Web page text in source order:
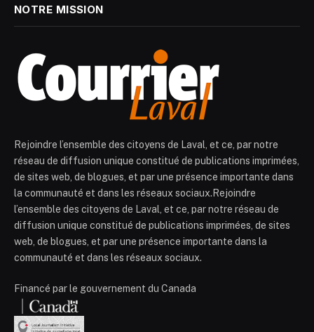
NOTRE MISSION
Rejoindre l’ensemble des citoyens de Laval, et ce, par notre
réseau de diffusion unique constitué de publications imprimées,
de sites web, de blogues, et par une présence importante dans
la communauté et dans les réseaux sociaux.Rejoindre
l’ensemble des citoyens de Laval, et ce, par notre réseau de
diffusion unique constitué de publications imprimées, de sites
web, de blogues, et par une présence importante dans la
communauté et dans les réseaux sociaux.
Financé par le gouvernement du Canada